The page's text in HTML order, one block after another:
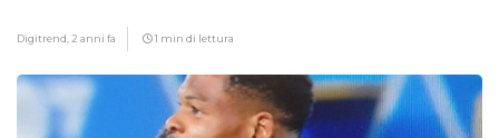
Digitrend, 2 anni fa 1 min di lettura